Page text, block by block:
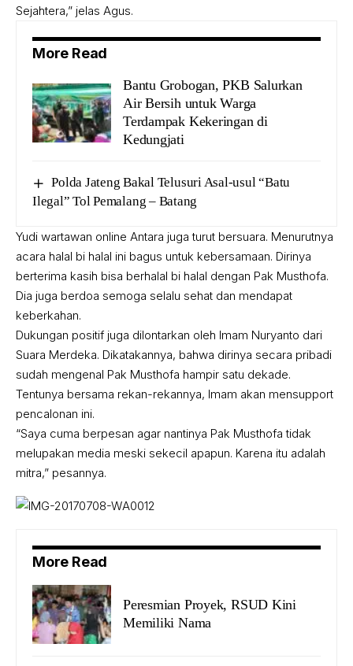
Sejahtera,” jelas Agus.
More Read
Bantu
Grobogan,
PKB Salurkan
Terdampak
Kekeringan di
Kedungjati
Bantu Grobogan, PKB Salurkan
Air Bersih untuk Warga
Terdampak Kekeringan di
Kedungjati
Polda Jateng Bakal Telusuri Asal-usul “Batu
Ilegal” Tol Pemalang – Batang
Yudi wartawan online Antara juga turut bersuara. Menurutnya
acara halal bi halal ini bagus untuk kebersamaan. Dirinya
berterima kasih bisa berhalal bi halal dengan Pak Musthofa.
Dia juga berdoa semoga selalu sehat dan mendapat
keberkahan.
Dukungan positif juga dilontarkan oleh Imam Nuryanto dari
Suara Merdeka. Dikatakannya, bahwa dirinya secara pribadi
sudah mengenal Pak Musthofa hampir satu dekade.
Tentunya bersama rekan-rekannya, Imam akan mensupport
pencalonan ini.
“Saya cuma berpesan agar nantinya Pak Musthofa tidak
melupakan media meski sekecil apapun. Karena itu adalah
mitra,” pesannya.
More Read
Peresmian Proyek, RSUD Kini
Memiliki Nama